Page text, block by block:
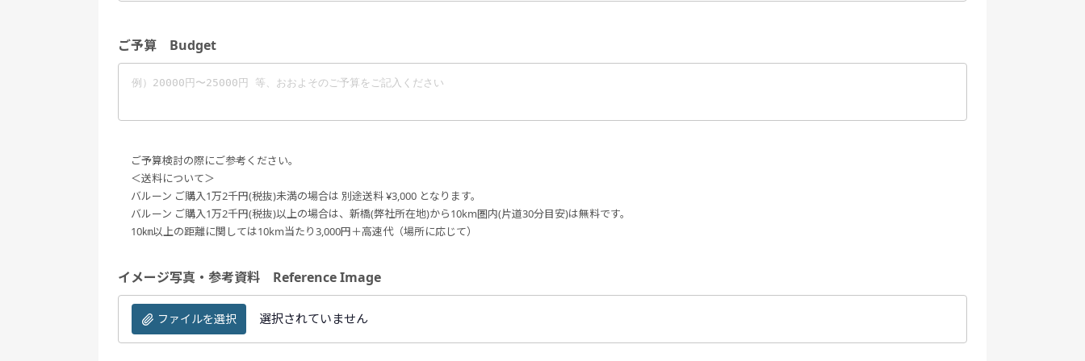
ご予算 Budget
ご予算検討の際にご参考ください。
＜送料について＞
バルーン ご購入1万2千円(税抜)未満の場合は 別途送料 ¥3,000 となります。
バルーン ご購入1万2千円(税抜)以上の場合は、新橋(弊社所在地)から10km圏内(片道30分目安)は無料です。
10㎞以上の距離に関しては10km当たり3,000円＋高速代（場所に応じて）
イメージ写真・参考資料 Reference Image
ファイルを選択 選択されていません